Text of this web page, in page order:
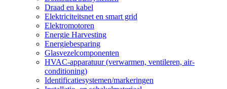
Draad en kabel
Elektriciteitsnet en smart grid
Elektromotoren
Energie Harvesting
Energiebesparing
Glasvezelcomponenten
HVAC-apparatuur (verwarmen, ventileren, air-
conditioning)
Identificatiesystemen/markeringen